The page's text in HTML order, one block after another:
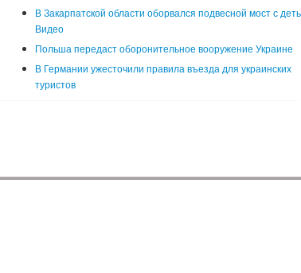
В Закарпатской области оборвался подвесной мост с
Видео
Польша передаст оборонительное вооружение Украине
В Германии ужесточили правила въезда для украинских
туристов